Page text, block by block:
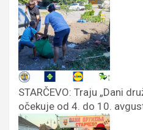
STARČEVO: Traju „Dani
očekuje od 4. do 10.